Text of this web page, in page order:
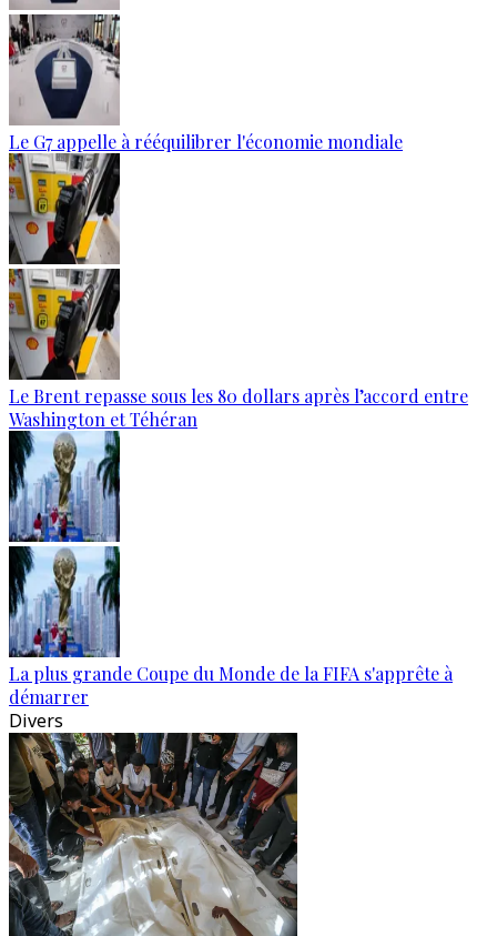
Le G7 appelle à rééquilibrer l'économie mondiale
Le Brent repasse sous les 80 dollars après l’accord entre
Washington et Téhéran
La plus grande Coupe du Monde de la FIFA s'apprête à
démarrer
Divers